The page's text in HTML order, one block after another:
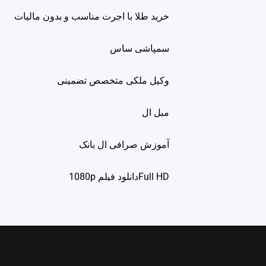
خرید طلا با اجرت مناسب و بدون مالیات
سمپاشی ساس
وکیل ملکی متخصص تضمینی
مبل ال
آموزش صرافی ال بانک
Full HDدانلود فيلم 1080p